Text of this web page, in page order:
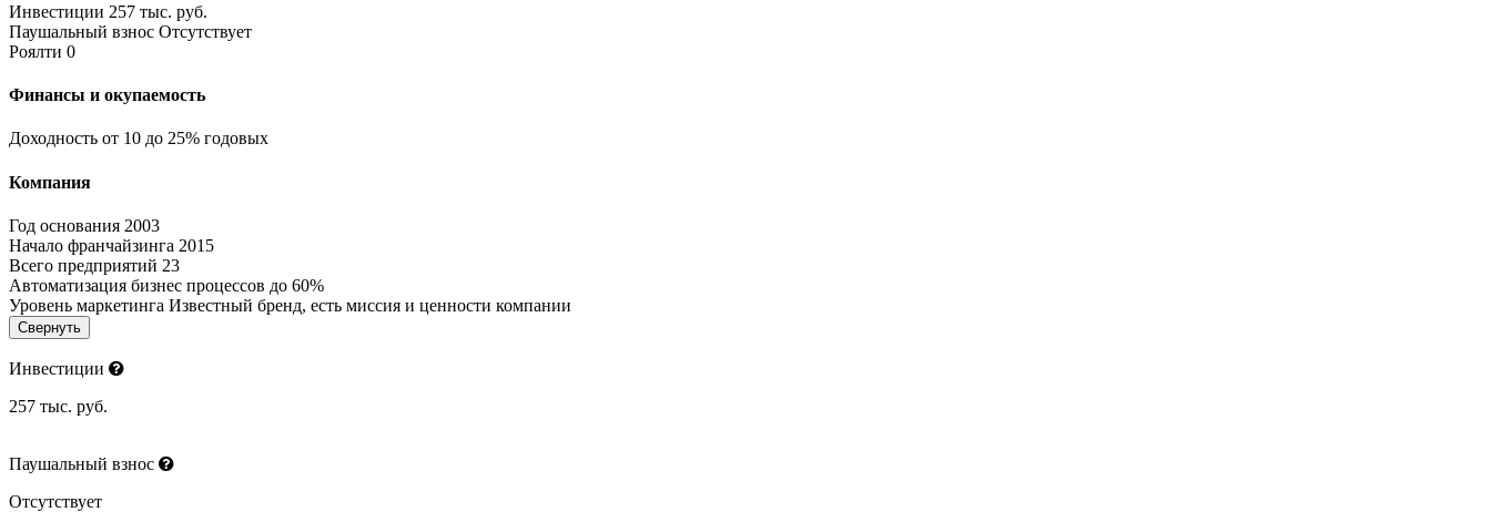
Инвестиции 257 тыс. руб.
Паушальный взнос Отсутствует
Роялти 0
Финансы и окупаемость
Доходность от 10 до 25% годовых
Компания
Год основания 2003
Начало франчайзинга 2015
Всего предприятий 23
Автоматизация бизнес процессов до 60%
Уровень маркетинга Известный бренд, есть миссия и ценности компании
Свернуть
Инвестиции
257 тыс. руб.
Паушальный взнос
Отсутствует